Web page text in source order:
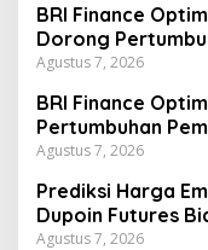
BRI Finance
Dorong
Agustus 7, 2026
BRI Finance
Pertumbuhan
Agustus 7, 2026
Prediksi Harga
Dupoin Futures
Agustus 7, 2026